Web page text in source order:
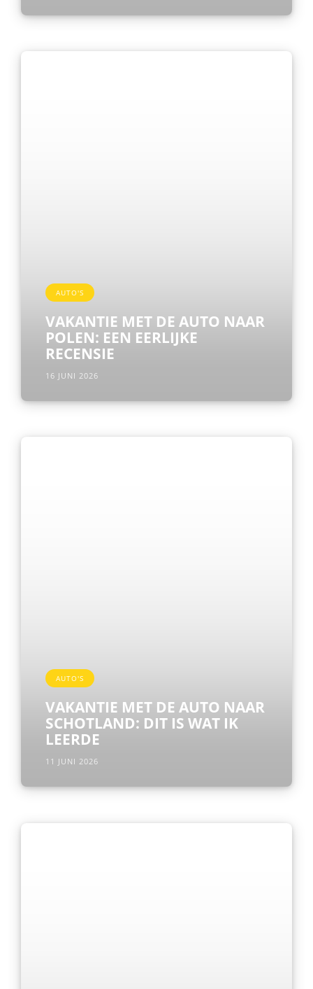
AUTO'S
VAKANTIE MET DE AUTO NAAR
POLEN: EEN EERLIJKE
RECENSIE
16 JUNI 2026
AUTO'S
VAKANTIE MET DE AUTO NAAR
SCHOTLAND: DIT IS WAT IK
LEERDE
11 JUNI 2026